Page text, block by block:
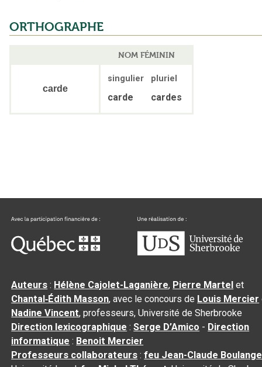
ORTHOGRAPHE
NOM FÉMININ
carde
singulier pluriel
carde cardes
Auteurs : Hélène Cajolet-Laganière, Pierre Martel et
Chantal‑Édith Masson, avec le concours de Louis Mercier
Nadine Vincent, professeurs, Université de Sherbrooke
Direction lexicographique :Serge D’Amico - Direction
informatique : Benoit Mercier
Professeurs collaborateurs :feu Jean-Claude